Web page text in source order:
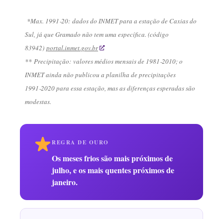
*Max. 1991‑20: dados do INMET para a estação de Caxias do
Sul, já que Gramado não tem uma específica. (código
83942) portal.inmet.gov.br
** Precipitação: valores médios mensais de 1981‑2010; o
INMET ainda não publicou a planilha de precipitações
1991‑2020 para essa estação, mas as diferenças esperadas são
modestas.
REGRA DE OURO
Os meses frios são mais próximos de
julho, e os mais quentes próximos de
janeiro.